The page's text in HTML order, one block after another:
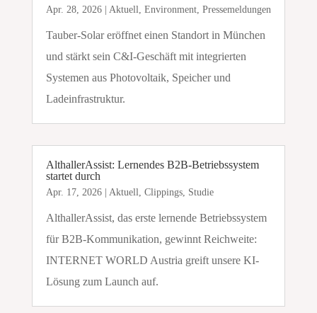
Apr. 28, 2026| Aktuell Environment, Pressemeldungen
Tauber-Solar eröffnet einen Standort in München
und stärkt sein C&I-Geschäft mit integrierten
Systemen aus Photovoltaik, Speicher und
Ladeinfrastruktur.
AlthallerAssist: Lernendes B2B-Betriebssystem
startet durch
Apr. 17, 2026| Aktuell Clippings, Studie
AlthallerAssist, das erste lernende Betriebssystem
für B2B-Kommunikation, gewinnt Reichweite:
INTERNET WORLD Austria greift unsere KI-
Lösung zum Launch auf.